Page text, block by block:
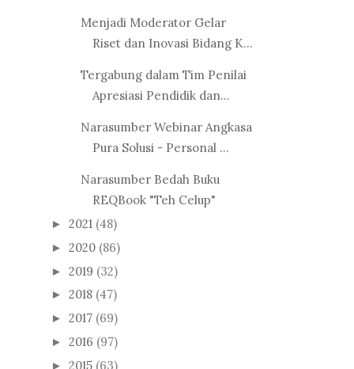
Menjadi Moderator Gelar
Riset dan Inovasi Bidang K...
Tergabung dalam Tim Penilai
Apresiasi Pendidik dan...
Narasumber Webinar Angkasa
Pura Solusi - Personal ...
Narasumber Bedah Buku
REQBook "Teh Celup"
► 2021 (48)
► 2020 (86)
► 2019 (32)
► 2018 (47)
► 2017 (69)
► 2016 (97)
► 2015 (63)